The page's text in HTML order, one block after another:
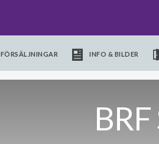
FÖRSÄLJNINGAR INFO & BILDER